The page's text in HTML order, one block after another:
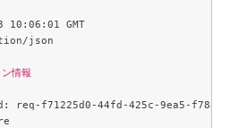
10:06:01 GMT
json
ン情報
req-f71225d0-44fd-425c-9ea5-